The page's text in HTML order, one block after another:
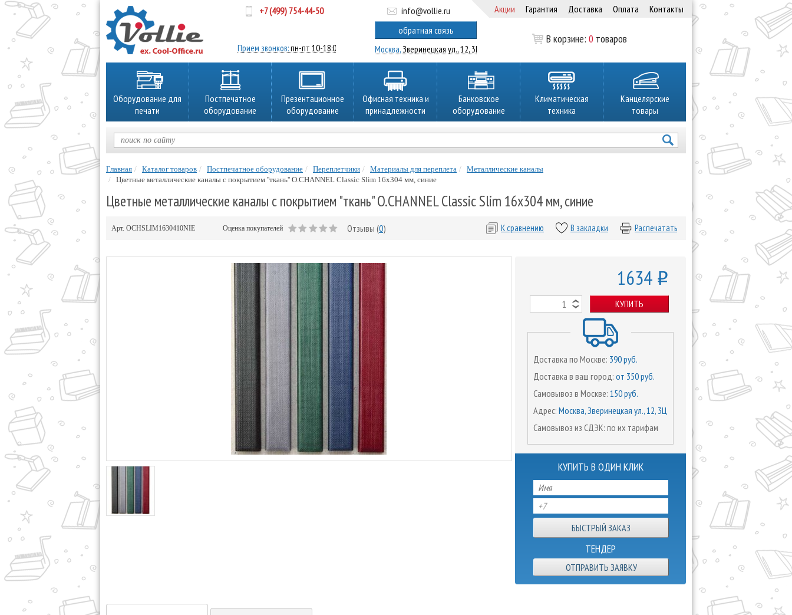
+7 (499) 754-44-50
Прием звонков:пн-пт 10-18:00
info@vollie.ru
обратная связь
Москва,Зверинецкая ул., 12, 3Ц
Акции Гарантия Доставка Оплата Контакты
В корзине:0 товаров
Оборудование для
печати
Постпечатное
оборудование
Презентационное
оборудование
Офисная техника и
принадлежности
Банковское
оборудование
Климатическая
техника
Канцелярские
товары
Главная Каталог товаров Постпечатное оборудование Переплетчики Материалы для переплета
Металлические каналы
Цветные металлические каналы с покрытием ''ткань'' O.CHANNEL Classic Slim 16х304 мм, синие
Цветные металлические каналы с покрытием "ткань" O.CHANNEL Classic Slim 16х304 мм, синие
Арт. OCHSLIM1630410NIE Оценка покупателей Отзывы (0) Распечатать
В закладки
К сравнению
1634 o
КУПИТЬ
Доставка по Москве: 390 руб.
Доставка в ваш город: от 350 руб.
Самовывоз в Москве: 150 руб.
Адрес: Москва, Зверинецкая ул., 12, 3Ц
Самовывоз из СДЭК: по их тарифам
КУПИТЬ В ОДИН КЛИК
ТЕНДЕР
ОТПРАВИТЬ ЗАЯВКУ